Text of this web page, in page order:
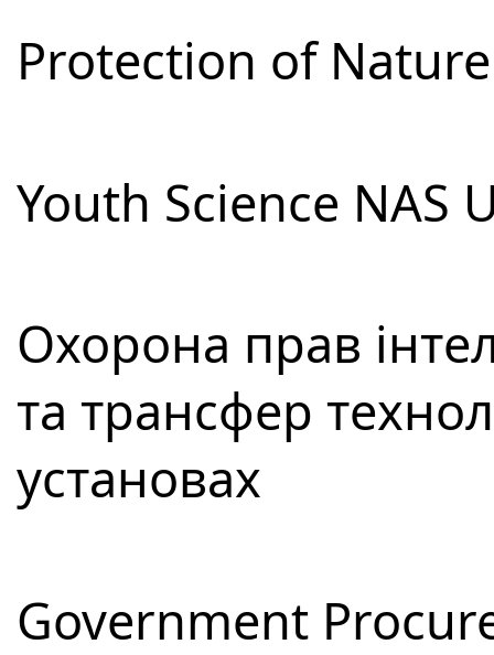
Protection of
Youth Science NAS
Охорона прав
та трансфер
установах
Government